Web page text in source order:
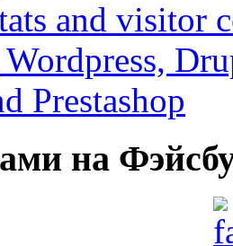
на